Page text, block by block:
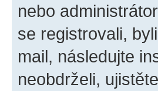
nebo
se registrovali,
mail, následujte
neobdrželi,